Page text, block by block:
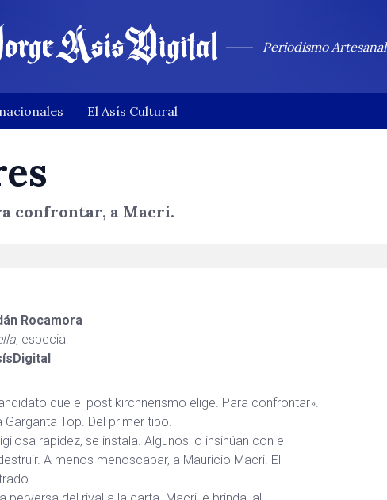
Periodismo Artesanal
El Asís Cultural
confrontar, a Macri.
Rocamora
, especial
que el post kirchnerismo elige. Para confrontar».
Top. Del primer tipo.
rapidez, se instala. Algunos lo insinúan con el
A menos menoscabar, a Mauricio Macri. El